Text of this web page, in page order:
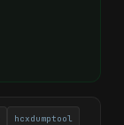
hcxdumptool